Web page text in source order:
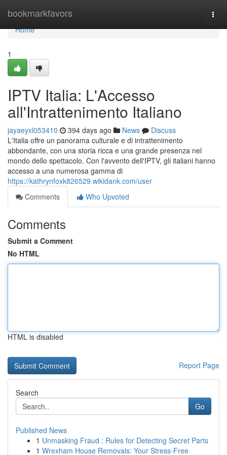
bookmarkfavors
Home
Home
1
IPTV Italia: L'Accesso
all'Intrattenimento Italiano
jayaeyxl053410 394 days ago News
Discuss
L'Italia offre un panorama culturale e di intrattenimento
abbondante, con una storia ricca e una grande presenza nel
mondo dello spettacolo. Con l'avvento dell'IPTV, gli italiani hanno
accesso a una numerosa gamma di
https://kathrynfoxk826529.wikidank.com/user
Comments
Who Upvoted
Comments
Submit a Comment
No HTML
HTML is disabled
Report Page
Search
Go
Published News
1 Unmasking Fraud : Rules for Detecting Secret Parts
1 Wrexham House Removals: Your Stress-Free